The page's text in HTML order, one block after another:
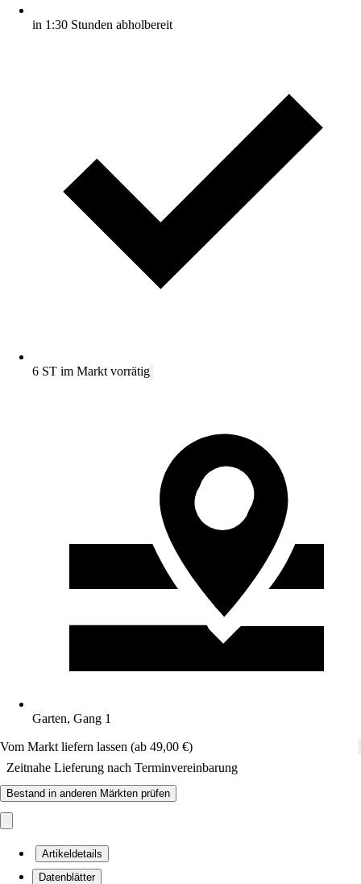
in 1:30 Stunden abholbereit
6 ST im Markt vorrätig
Garten, Gang 1
Vom Markt liefern lassen (ab 49,00 €)
Zeitnahe Lieferung nach Terminvereinbarung
Bestand in anderen Märkten prüfen
Artikeldetails
Datenblätter